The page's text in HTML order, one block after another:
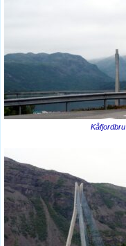
Kåfjordbru